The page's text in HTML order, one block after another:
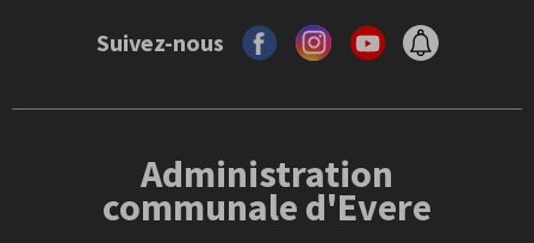
Suivez-nous
Administration
communale d'Evere